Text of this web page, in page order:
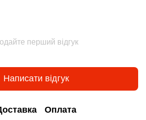
перший відгук
Написати відгук
Оплата